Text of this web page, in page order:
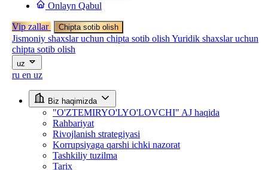
Onlayn Qabul
Vip zallar Chipta sotib olish
Jismoniy shaxslar uchun chipta sotib olish Yuridik shaxslar uchun
chipta sotib olish
uz
ru en uz
Biz haqimizda
"O'ZTEMIRYO'LYO'LOVCHI" AJ haqida
Rahbariyat
Rivojlanish strategiyasi
Korrupsiyaga qarshi ichki nazorat
Tashkiliy tuzilma
Tarix